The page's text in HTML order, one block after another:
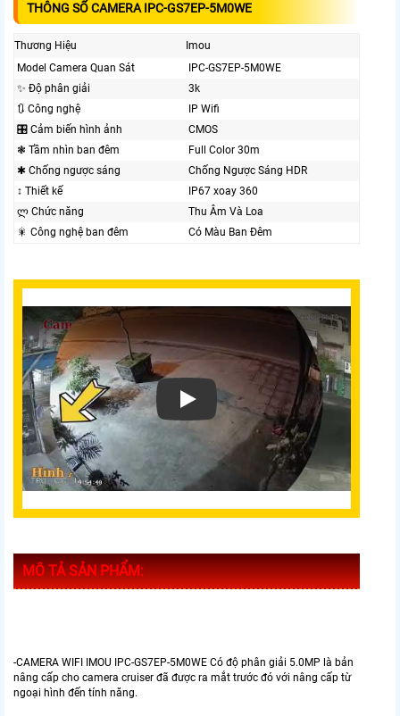
THÔNG SỐ CAMERA IPC-GS7EP-5M0WE
Thương Hiệu
Imou
Model Camera Quan Sát
IPC-GS7EP-5M0WE
✨ Độ phân giải
3k
🔃 Công nghệ
IP Wifi
🎛 Cảm biến hình ảnh
CMOS
❃ Tầm nhìn ban đêm
Full Color 30m
✱ Chống ngược sáng
Chống Ngược Sáng HDR
↕️ Thiết kế
IP67 xoay 360
ლ Chức năng
Thu Âm Và Loa
🎇 Công nghệ ban đêm
Có Màu Ban Ðêm
MÔ TẢ SẢN PHẨM:
-CAMERA WIFI IMOU IPC-GS7EP-5M0WE Có độ phân giải 5.0MP là bản
nâng cấp cho camera cruiser đã được ra mắt trước đó với nâng cấp từ
ngoại hình đến tính năng.